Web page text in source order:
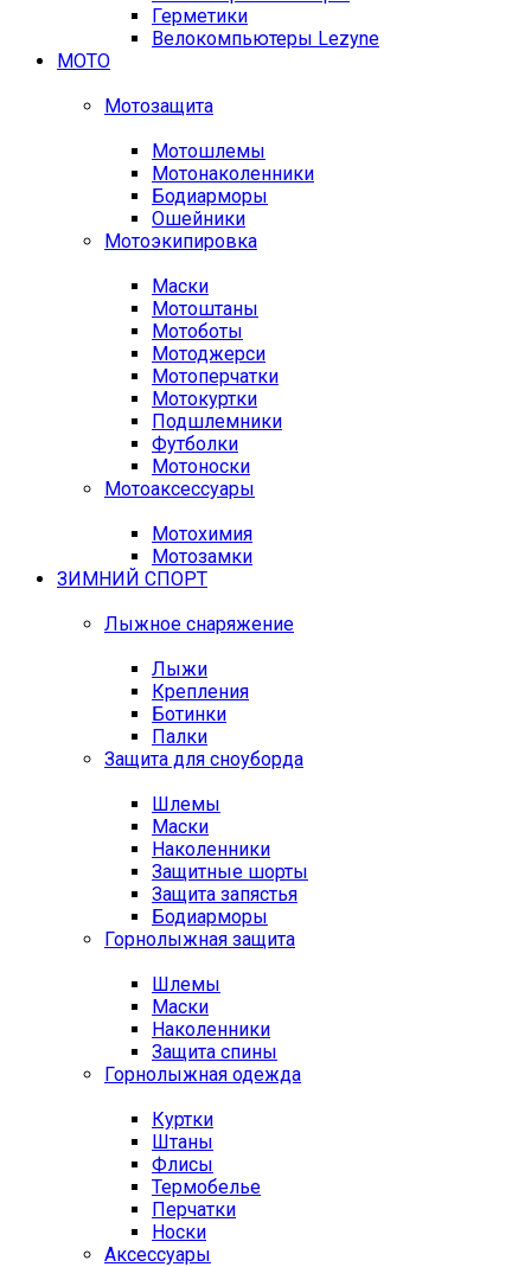
Герметики
Велокомпьютеры Lezyne
МОТО
Мотозащита
Мотошлемы
Мотонаколенники
Бодиарморы
Ошейники
Мотоэкипировка
Маски
Мотоштаны
Мотоботы
Мотоджерси
Мотоперчатки
Мотокуртки
Подшлемники
Футболки
Мотоноски
Мотоаксессуары
Мотохимия
Мотозамки
ЗИМНИЙ СПОРТ
Лыжное снаряжение
Лыжи
Крепления
Ботинки
Палки
Защита для сноуборда
Шлемы
Маски
Наколенники
Защитные шорты
Защита запястья
Бодиарморы
Горнолыжная защита
Шлемы
Маски
Наколенники
Защита спины
Горнолыжная одежда
Куртки
Штаны
Флисы
Термобелье
Перчатки
Носки
Аксессуары